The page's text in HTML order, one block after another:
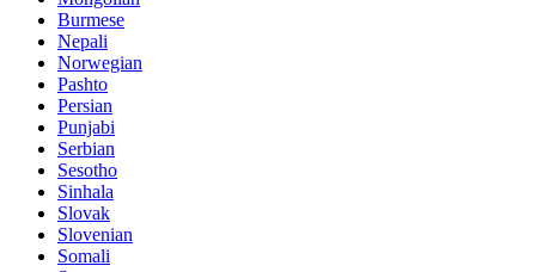
Burmese
Nepali
Norwegian
Pashto
Persian
Punjabi
Serbian
Sesotho
Sinhala
Slovak
Slovenian
Somali